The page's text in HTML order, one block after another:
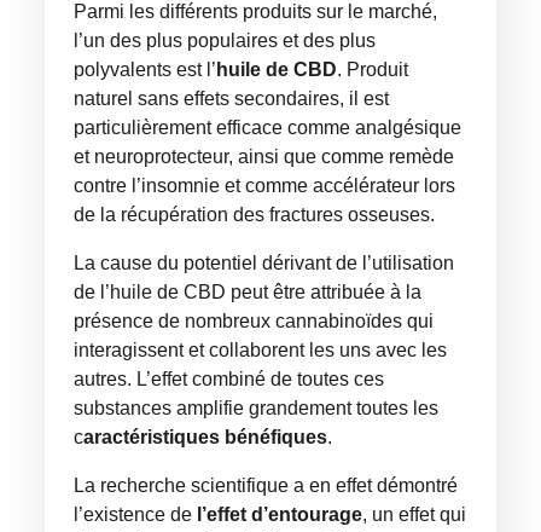
Parmi les différents produits sur le marché,
l’un des plus populaires et des plus
polyvalents est l’ huile de CBD. Produit
naturel sans effets secondaires, il est
particulièrement efficace comme analgésique
et neuroprotecteur, ainsi que comme remède
contre l’insomnie et comme accélérateur lors
de la récupération des fractures osseuses.
La cause du potentiel dérivant de l’utilisation
de l’huile de CBD peut être attribuée à la
présence de nombreux cannabinoïdes qui
interagissent et collaborent les uns avec les
autres. L’effet combiné de toutes ces
substances amplifie grandement toutes les
caractéristiques bénéfiques.
La recherche scientifique a en effet démontré
l’existence de l’effet d’entourage, un effet qui